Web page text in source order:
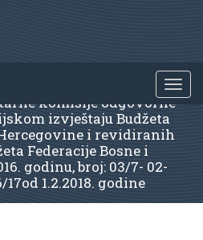
komisije odgovorne
izvještaju Budžeta
i revidiranih
Federacije Bosne i
godinu, broj: 03/7- 02-
17od 1.2.2018. godine